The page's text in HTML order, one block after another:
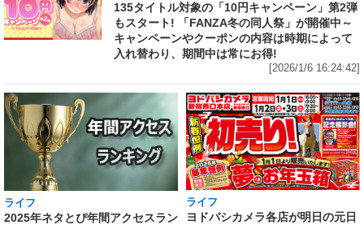
135タイトル対象の「10円キャンペーン」第2弾
もスタート! 「FANZA冬の同人祭」が開催中～
キャンペーンやクーポンの内容は時期によって
入れ替わり、期間中は常にお得!
[2026/1/6 16:24:42]
ライフ
2025年ネタとぴ年間アクセスラン
ライフ
ヨドバシカメラ各店が明日の元日